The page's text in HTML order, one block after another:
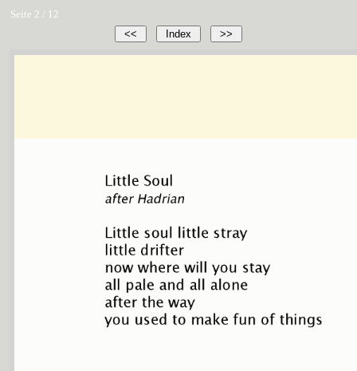
Seite 2 / 12